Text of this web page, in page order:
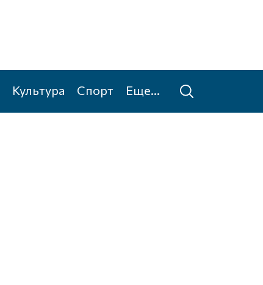
Культура Спорт Еще...